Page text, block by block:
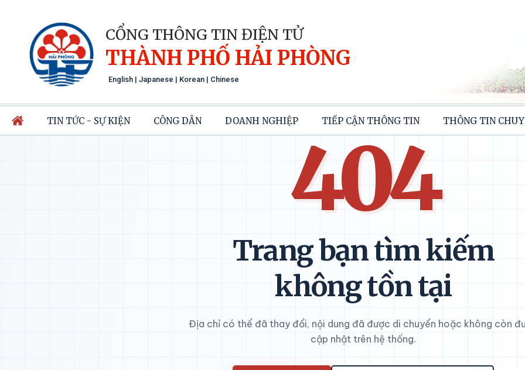
CỔNG THÔNG TIN ĐIỆN TỬ
THÀNH PHỐ HẢI PHÒNG
English | Japanese | Korean | Chinese
TIN TỨC - SỰ KIỆN CÔNG DÂN DOANH NGHIỆP TIẾP CẬN THÔNG TIN THÔNG TIN
404
Trang bạn tìm kiếm
không tồn tại
Địa chỉ có thể đã thay đổi, nội dung đã được di chuyển hoặc không còn
cập nhật trên hệ thống.